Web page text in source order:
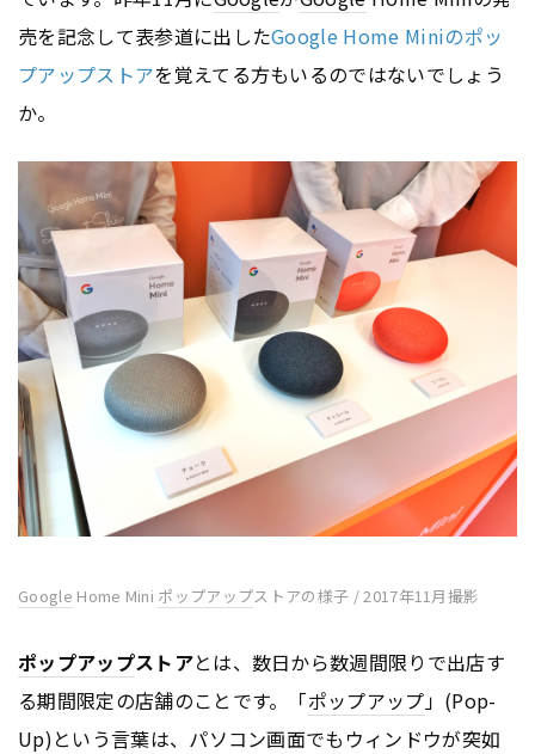
売を記念して表参道に出したGoogle Home Miniのポッ
プアップストアを覚えてる方もいるのではないでしょう
か。
Google Home Mini ポップアップストアの様子 / 2017年11月撮影
ポップアップストアとは、数日から数週間限りで出店す
る期間限定の店舗のことです。「ポップアップ 」(Pop-
Up)という言葉は、パソコン画面でもウィンドウが突如